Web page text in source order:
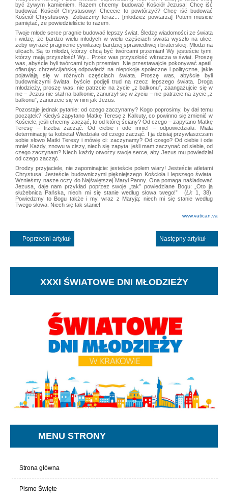
być żywym kamieniem. Razem chcemy budować Kościół Jezusa! Chcę iść
budować Kościół Chrystusowy! Chcecie to powtórzyć? Chcę iść budować
Kościół Chrystusowy. Zobaczmy teraz... [młodzież powtarza] Potem musicie
pamiętać, że powiedzieliście to razem.
Twoje młode serce pragnie budować lepszy świat. Śledzę wiadomości ze świata
i widzę, że bardzo wielu młodych w wielu częściach świata wyszło na ulice,
żeby wyrazić pragnienie cywilizacji bardziej sprawiedliwej i braterskiej. Młodzi na
ulicach. Są to młodzi, którzy chcą być twórcami przemian! Wy jesteście tymi,
którzy mają przyszłość! Wy... Przez was przyszłość wkracza w świat. Proszę
was, abyście byli twórcami tych przemian. Nie przestawajcie pokonywać apatii,
ofiarując chrześcijańską odpowiedź na niepokoje społeczne i polityczne, jakie
pojawiają się w różnych częściach świata. Proszę was, abyście byli
budowniczymi świata, byście podjęli trud na rzecz lepszego świata. Droga
młodzieży, proszę was: nie patrzcie na życie „z balkonu”, zaangażujcie się w
nie – Jezus nie stał na balkonie, zanurzył się w życiu – nie patrzcie na życie „z
balkonu”, zanurzcie się w nim jak Jezus.
Pozostaje jednak pytanie: od czego zaczynamy? Kogo poprosimy, by dał temu
początek? Kiedyś zapytano Matkę Teresę z Kalkuty, co powinno się zmienić w
Kościele, jeśli chcemy zacząć, to od której ściany? Od czego – zapytano Matkę
Teresę – trzeba zacząć. Od ciebie i ode mnie! – odpowiedziała. Miała
determinację ta kobieta! Wiedziała od czego zacząć. I ja dzisiaj przywłaszczam
sobie słowo Matki Teresy i mówię ci: zaczynamy? Od czego? Od ciebie i ode
mnie! Każdy, znowu w ciszy, niech się zapyta: jeśli mam zaczynać od siebie, od
czego zaczynam? Niech każdy otworzy swoje serce, aby Jezus mu powiedział
od czego zacząć.
Drodzy przyjaciele, nie zapominajcie: jesteście polem wiary! Jesteście atletami
Chrystusa! Jesteście budowniczymi piękniejszego Kościoła i lepszego świata.
Wznieśmy nasze oczy do Najświętszej Maryi Panny. Ona pomaga naśladować
Jezusa, daje nam przykład poprzez swoje „tak” powiedziane Bogu: „Oto ja
służebnica Pańska, niech mi się stanie według słowa twego!” (Łk1, 38).
Powiedzmy to Bogu także i my, wraz z Maryją: niech mi się stanie według
Twego słowa. Niech się tak stanie!
www.vatican.va
Poprzedni artykuł Następny artykuł
XXXI ŚWIATOWE DNI MŁODZIEŻY
MENU STRONY
Strona główna
Pismo Święte